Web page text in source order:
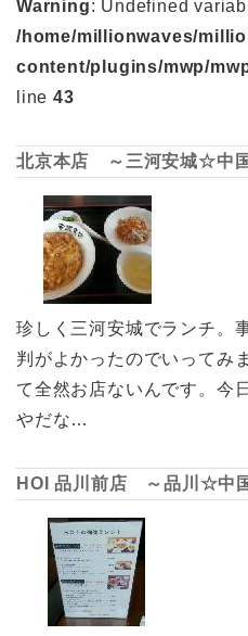
Warning: Undefined
/home/millionwaves/
content/plugins/mwp/
line 43
北京本店 ～三河安城☆中
珍しく三河安城でランチ。
判がよかったのでいってみ
て全然お店ないんです。今
やだな…
HOI 品川前店 ～品川☆中